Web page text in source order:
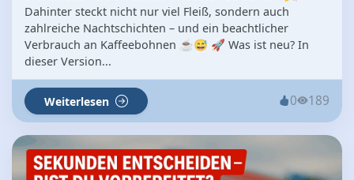
Dahinter steckt nicht nur viel Fleiß, sondern auch
zahlreiche Nachtschichten – und ein beachtlicher
Verbrauch an Kaffeebohnen ☕😅 🚀 Was ist neu? In
dieser Version...
Weiterlesen 0 189